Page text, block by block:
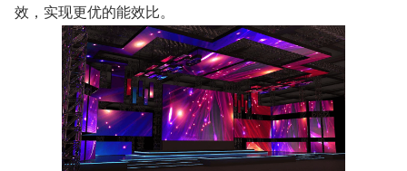
效，实现更优的能效比。